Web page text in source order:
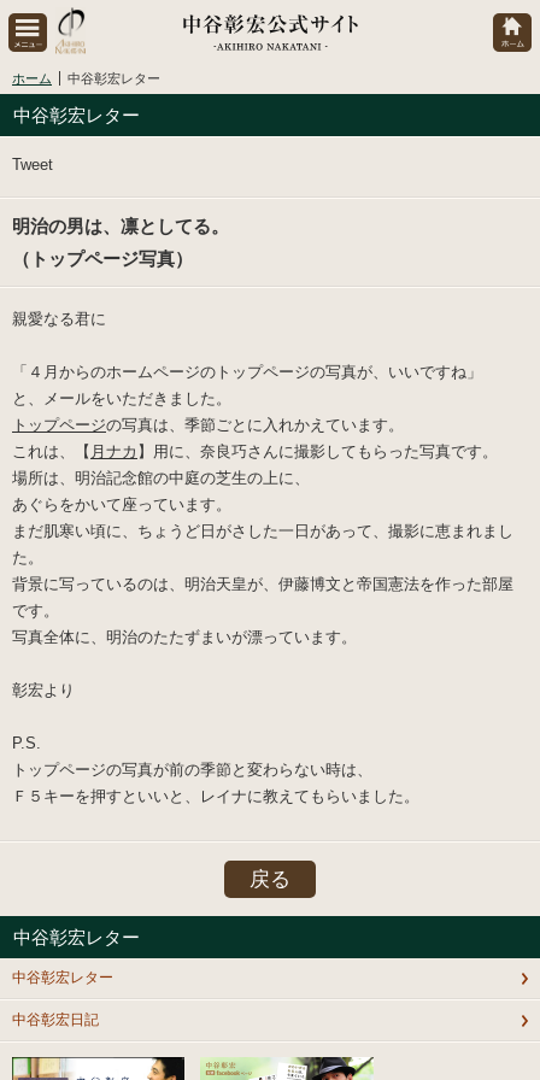
ホーム 中谷彰宏レター
中谷彰宏レター
Tweet
明治の男は、凛としてる。
（トップページ写真）
親愛なる君に
「４月からのホームページのトップページの写真が、いいですね」
と、メールをいただきました。
トップページの写真は、季節ごとに入れかえています。
これは、【 月ナカ 】用に、 奈良巧さんに撮影してもらった写真です。
場所は、明治記念館の中庭の芝生の上に、
あぐらをかいて座っています。
まだ肌寒い頃に、ちょうど日がさした一日があって、撮影に恵まれまし
た。
背景に写っているのは、明治天皇が、伊藤博文と帝国憲法を作った部屋
です。
写真全体に、明治のたたずまいが漂っています。
彰宏より
P.S.
トップページの写真が前の季節と変わらない時は、
Ｆ５キーを押すといいと、レイナに教えてもらいました。
戻る
中谷彰宏レター
中谷彰宏レター
中谷彰宏日記